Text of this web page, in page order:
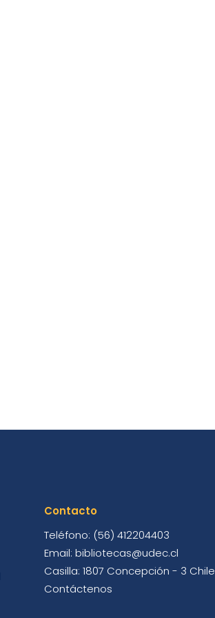
Contacto
Teléfono: (56) 412204403
Email: bibliotecas@udec.cl
Casilla: 1807 Concepción - 3 Chile
Contáctenos